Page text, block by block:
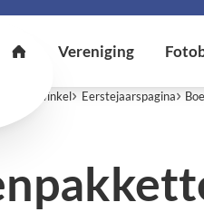
boekwinkel Eerstejaarspagina